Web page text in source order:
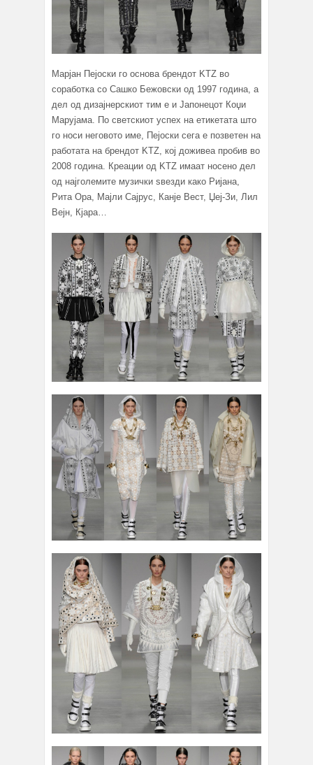
Марјан Пејоски го основа брендот KTZ во
соработка со Сашко Бежовски од 1997 година, а
дел од дизајнерскиот тим е и Јапонецот Коџи
Марујама. По светскиот успех на етикетата што
го носи неговото име, Пејоски сега е позветен на
работата на брендот KTZ, кој доживеа пробив во
2008 година. Креации од KTZ имаат носено дел
од најголемите музички ѕвезди како Ријана,
Рита Ора, Мајли Сајрус, Канје Вест, Џеј-Зи, Лил
Вејн, Кјара…